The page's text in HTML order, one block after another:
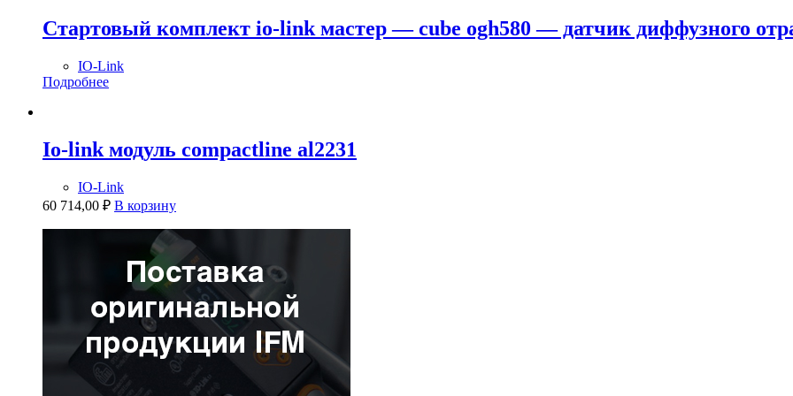
Стартовый комплект io-link мастер — cube ogh580 — датчик диффузного
IO-Link
Подробнее
Io-link модуль compactline al2231
IO-Link
60 714,00 ₽ В корзину